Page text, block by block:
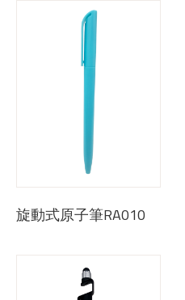
旋動式原子筆RA010